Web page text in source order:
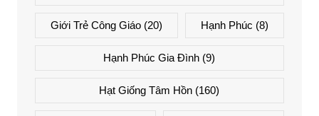
Giới Trẻ Công Giáo(20) Hạnh Phúc (8)
Hạnh Phúc Gia Đình (9)
Hạt Giống Tâm Hồn (160)